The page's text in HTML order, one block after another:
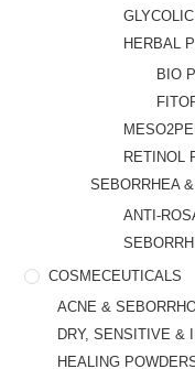
HERBAL
BIO
RETINOL
SEBORRHEA
ANTI-
COSMECEUTICALS
ACNE &
DRY, SENSITIVE &
HEALING